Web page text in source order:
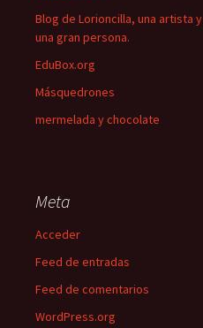
Blog de Lorioncilla, una artista y
una gran persona.
EduBox.org
Másquedrones
mermelada y chocolate
Meta
Acceder
Feed de entradas
Feed de comentarios
WordPress.org